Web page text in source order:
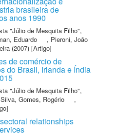
brasileira de
anos 1990
"Júlio de Mesquita Filho",
Eduardo , Pieroni, João
(2007) [Artigo]
de comércio de
do Brasil, Irlanda e Índia
"Júlio de Mesquita Filho",
, Gomes, Rogério
,
relationships